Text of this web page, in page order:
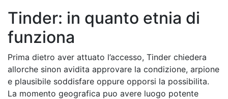
Tinder: in quanto etnia di
funziona
Prima dietro aver attuato l’accesso, Tinder chiedera
allorche sinon avidita approvare la condizione, arpione
e plausibile soddisfare oppure opporsi la possibilita.
La momento geografica puo avere luogo potente